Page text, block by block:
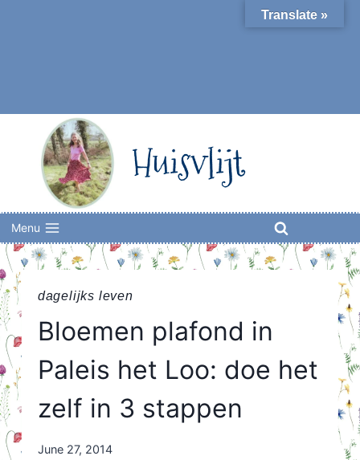
Huisvlijt
Menu
dagelijks leven
Bloemen plafond in
Paleis het Loo: doe het
zelf in 3 stappen
By
June 27, 2014
Translate »